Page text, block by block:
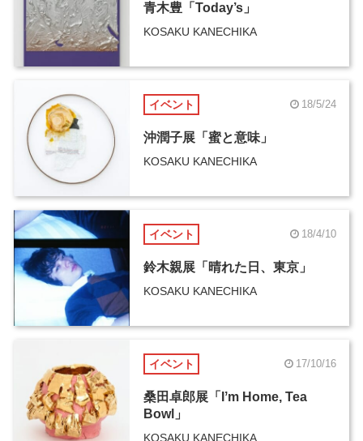
青木豊「Today’s」
KOSAKU KANECHIKA
イベント 18/5/24
沖潤子展「蜜と意味」
KOSAKU KANECHIKA
イベント 18/4/10
鈴木親展「晴れた日、東京」
KOSAKU KANECHIKA
イベント 17/10/16
桑田卓郎展「Iʼm Home, Tea
Bowl」
KOSAKU KANECHIKA